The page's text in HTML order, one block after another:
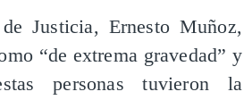
Justicia, Ernesto Muñoz,
“de extrema gravedad” y
personas tuvieron la